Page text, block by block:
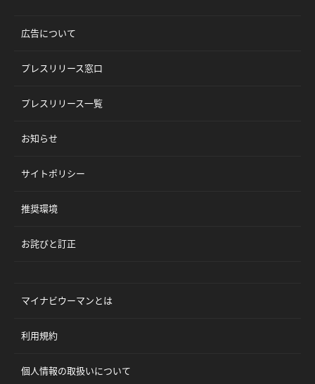
広告について
プレスリリース窓口
プレスリリース一覧
お知らせ
サイトポリシー
推奨環境
お詫びと訂正
マイナビウーマンとは
利用規約
個人情報の取扱いについて